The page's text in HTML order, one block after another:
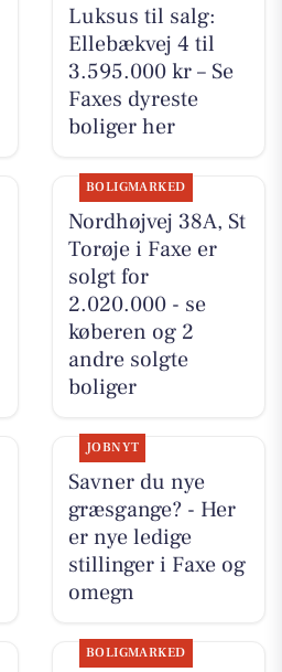
Luksus til salg:
Ellebækvej 4 til
3.595.000 kr – Se
Faxes dyreste
boliger her
BOLIGMARKED
Nordhøjvej 38A, St
Torøje i Faxe er
solgt for
2.020.000 - se
køberen og 2
andre solgte
boliger
JOBNYT
Savner du nye
græsgange? - Her
er nye ledige
stillinger i Faxe og
omegn
BOLIGMARKED